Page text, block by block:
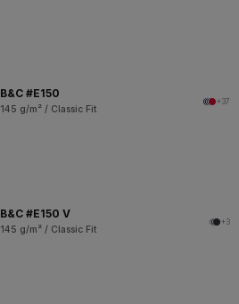
B&C #E150
145 g/m² / Classic Fit
+37
B&C #E150 V
145 g/m² / Classic Fit
+3